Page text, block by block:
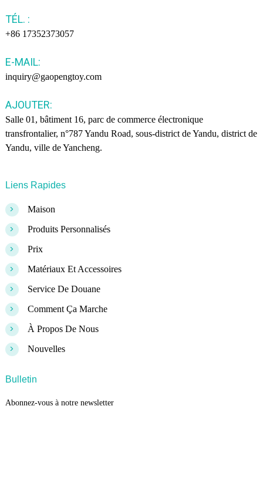
TÉL. :
+86 17352373057
E-MAIL:
inquiry@gaopengtoy.com
AJOUTER:
Salle 01, bâtiment 16, parc de commerce électronique
transfrontalier, n°787 Yandu Road, sous-district de Yandu, district de
Yandu, ville de Yancheng.
Liens Rapides
> Maison
> Produits Personnalisés
> Prix
> Matériaux Et Accessoires
> Service De Douane
> Comment Ça Marche
> À Propos De Nous
> Nouvelles
Bulletin
Abonnez-vous à notre newsletter